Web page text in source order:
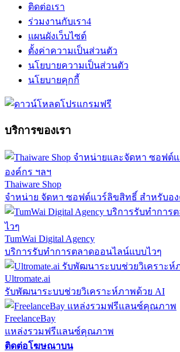
ติดต่อเรา
ร่วมงานกับเรา4
แผนผังเว็บไซต์
ตั้งค่าความเป็นส่วนตัว
นโยบายความเป็นส่วนตัว
นโยบายคุกกี้
บริการของเรา
Thaiware Shop
จำหน่าย จัดหา ซอฟต์แวร์ลิขสิทธิ์ สำหรับอ
TumWai Digital Agency
บริการรับทำการตลาดออนไลน์แบบไวๆ
Ultromate.ai
รับพัฒนาระบบช่วยวิเคราะห์ภาพด้วย AI
FreelanceBay
แหล่งรวมฟรีแลนซ์คุณภาพ
ติดต่อโฆษณาบน